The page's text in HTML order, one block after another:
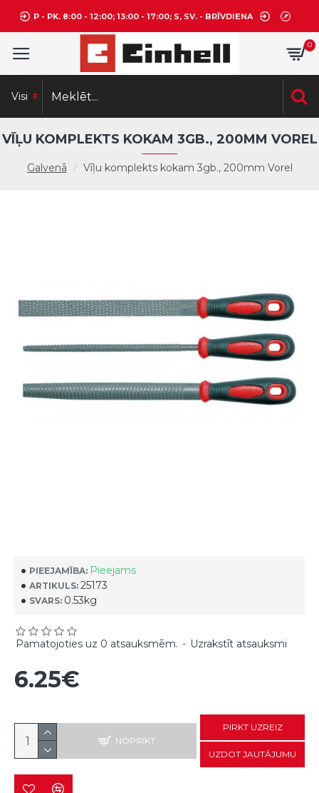
P - PK. 8:00 - 12:00; 13:00 - 17:00; S, SV. - BRĪVDIENA
0
Visi
Galvenā Vīļu komplekts kokam 3gb., 200mm Vorel
VĪĻU KOMPLEKTS KOKAM 3GB., 200MM VOREL
PIEEJAMĪBA: Pieejams
ARTIKULS: 25173
SVARS: 0.53kg
Pamatojoties uz 0 atsauksmēm. - Uzrakstīt atsauksmi
6.25€
NOPIRKT
PIRKT UZREIZ
UZDOT JAUTĀJUMU